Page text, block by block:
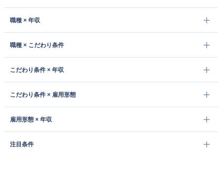
職種 × 年収
職種 × こだわり条件
こだわり条件 × 年収
こだわり条件 × 雇用形態
雇用形態 × 年収
注目条件